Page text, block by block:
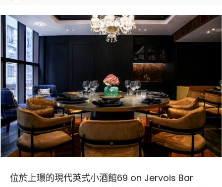
位於上環的現代英式小酒館69 on Jervois Bar